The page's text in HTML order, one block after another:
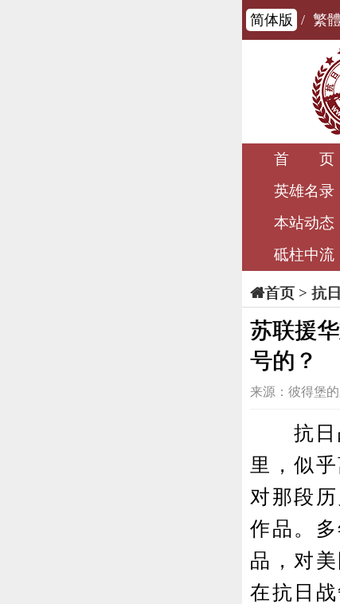
简体版 / 繁
首 页
英雄名录
本站动态
砥柱中流
首页> 抗
苏联援
号的？
来源：彼得堡
抗日战
里，似
对那段
作品。
品，对
在抗日